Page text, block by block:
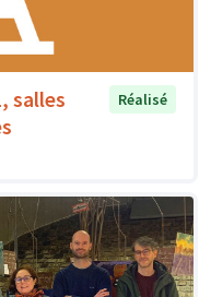
salles
Réalisé